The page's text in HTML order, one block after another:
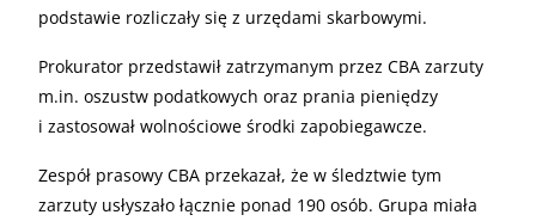
podstawie rozliczały się z urzędami skarbowymi.
Prokurator przedstawił zatrzymanym przez CBA zarzuty
m.in. oszustw podatkowych oraz prania pieniędzy
i zastosował wolnościowe środki zapobiegawcze.
Zespół prasowy CBA przekazał, że w śledztwie tym
zarzuty usłyszało łącznie ponad 190 osób. Grupa miała